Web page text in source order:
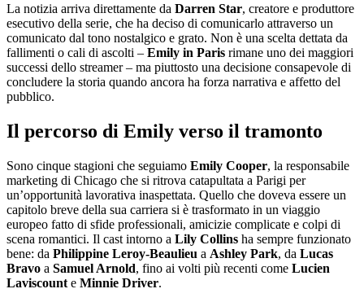
La notizia arriva direttamente da Darren Star, creatore e produttore
esecutivo della serie, che ha deciso di comunicarlo attraverso un
comunicato dal tono nostalgico e grato. Non è una scelta dettata da
fallimenti o cali di ascolti – Emily in Paris rimane uno dei maggiori
successi dello streamer – ma piuttosto una decisione consapevole di
concludere la storia quando ancora ha forza narrativa e affetto del
pubblico.
Il percorso di Emily verso il tramonto
Sono cinque stagioni che seguiamo Emily Cooper, la responsabile
marketing di Chicago che si ritrova catapultata a Parigi per
un’opportunità lavorativa inaspettata. Quello che doveva essere un
capitolo breve della sua carriera si è trasformato in un viaggio
europeo fatto di sfide professionali, amicizie complicate e colpi di
scena romantici. Il cast intorno a Lily Collins ha sempre funzionato
bene: da Philippine Leroy-Beaulieu a Ashley Park, da Lucas
Bravo a Samuel Arnold, fino ai volti più recenti come Lucien
Laviscount e Minnie Driver.